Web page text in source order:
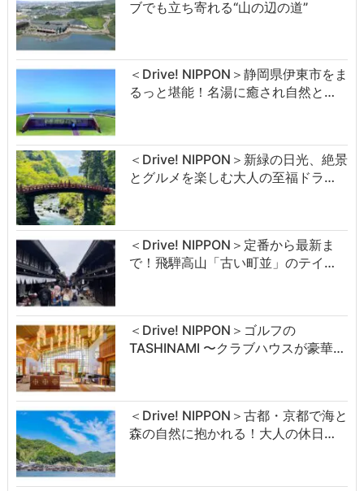
ブでも立ち寄れる“山の辺の道”
＜Drive! NIPPON＞静岡県伊東市をま
るっと堪能！名湯に癒され自然と…
＜Drive! NIPPON＞新緑の日光、絶景
とグルメを楽しむ大人の至福ドラ…
＜Drive! NIPPON＞定番から最新ま
で！飛騨高山「古い町並」のテイ…
＜Drive! NIPPON＞ゴルフの
TASHINAMI 〜クラブハウスが豪華…
＜Drive! NIPPON＞古都・京都で海と
森の自然に抱かれる！大人の休日…